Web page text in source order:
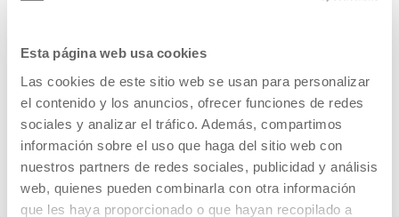
Esta página web usa cookies
Las cookies de este sitio web se usan para personalizar
el contenido y los anuncios, ofrecer funciones de redes
sociales y analizar el tráfico. Además, compartimos
información sobre el uso que haga del sitio web con
nuestros partners de redes sociales, publicidad y análisis
web, quienes pueden combinarla con otra información
que les haya proporcionado o que hayan recopilado a
UPCOMING EVENTS
VISIT US
CONTACT AND OPENING TIMES
GETTING HERE
ACCOMMODATION